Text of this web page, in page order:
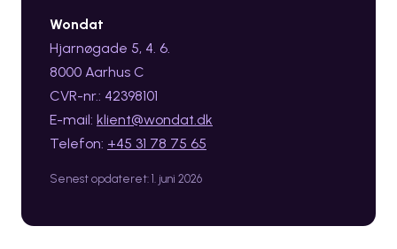
Wondat
Hjarnøgade 5, 4. 6.
8000 Aarhus C
CVR-nr.: 42398101
E-mail: klient@wondat.dk
Telefon: +45 31 78 75 65
Senest opdateret: 1. juni 2026